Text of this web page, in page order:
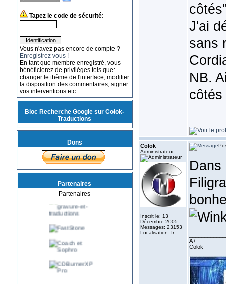
Tapez le code de sécurité:
Vous n'avez pas encore de compte ?
Enregistrez vous !
En tant que membre enregistré, vous
bénéficierez de privilèges tels que:
changer le thème de l'interface, modifier
la disposition des commentaires, signer
vos interventions etc.
Bloc Recherche Google sur Colok-
Traductions
Dons
Partenaires
Partenaires
J'ai
sans
NB.
côtés
Colok
Administrateur
Inscrit le: 13
Décembre 2005
Messages: 23153
Localisation: fr
Dans
A+
Colok